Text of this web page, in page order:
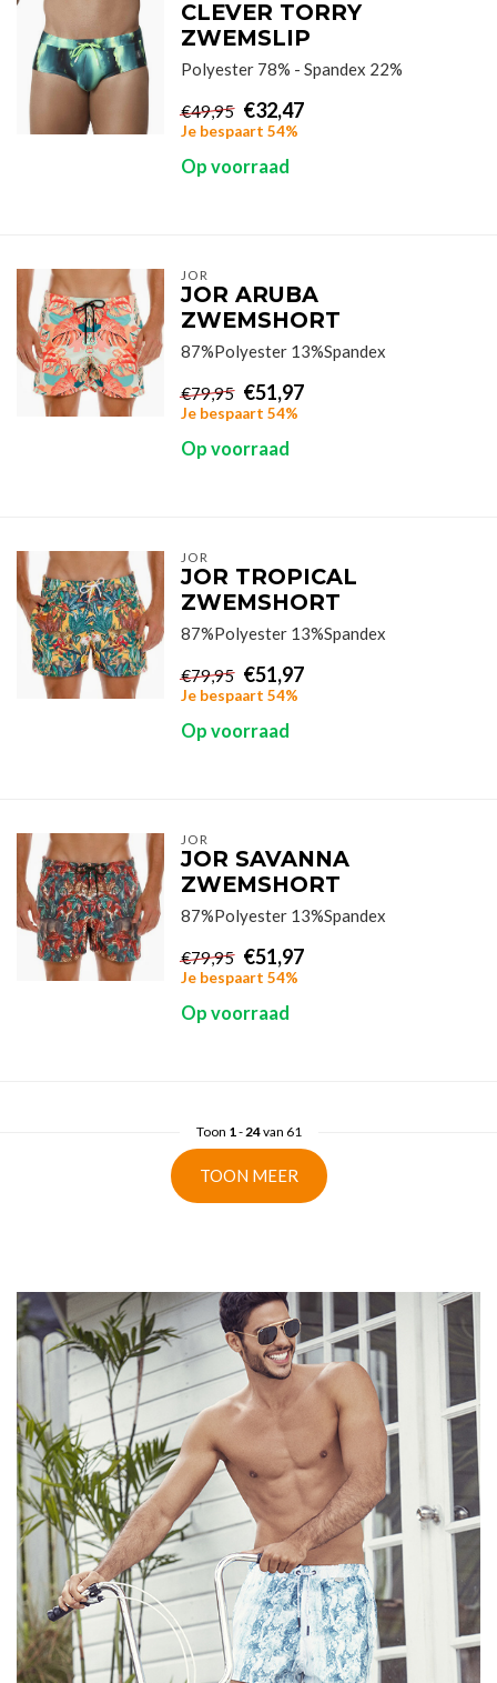
CLEVER TORRY
ZWEMSLIP
Polyester 78% - Spandex 22%
€49,95 €32,47
Je bespaart 54%
Op voorraad
JOR
JOR ARUBA
ZWEMSHORT
87%Polyester 13%Spandex
€79,95 €51,97
Je bespaart 54%
Op voorraad
JOR
JOR TROPICAL
ZWEMSHORT
87%Polyester 13%Spandex
€79,95 €51,97
Je bespaart 54%
Op voorraad
JOR
JOR SAVANNA
ZWEMSHORT
87%Polyester 13%Spandex
€79,95 €51,97
Je bespaart 54%
Op voorraad
Toon 1-24van 61
TOON MEER